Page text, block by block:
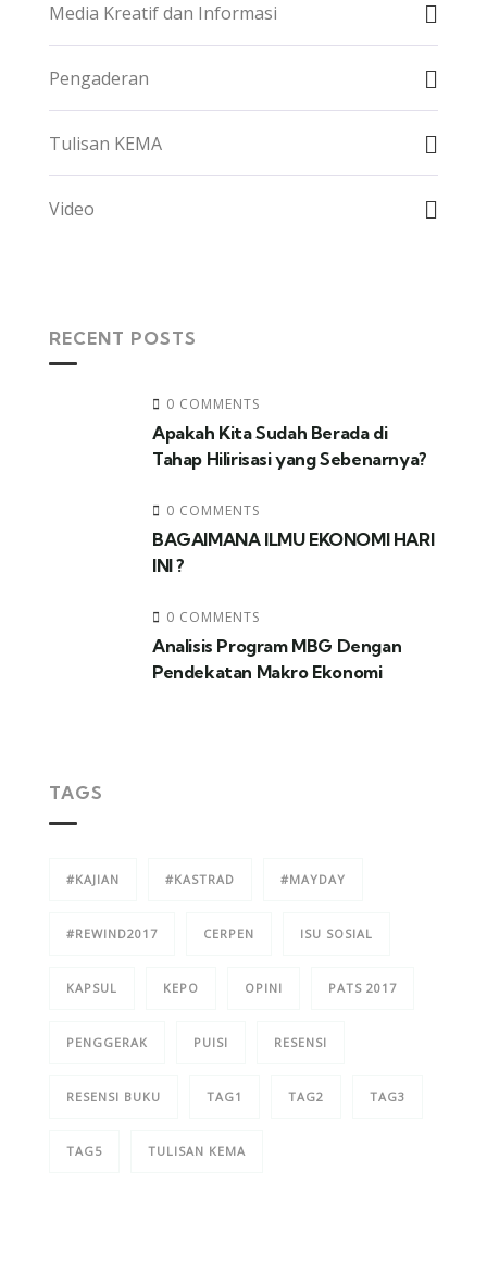
Media Kreatif dan Informasi
Pengaderan
Tulisan KEMA
Video
RECENT POSTS
0 COMMENTS
Apakah Kita Sudah Berada di
Tahap Hilirisasi yang Sebenarnya?
0 COMMENTS
BAGAIMANA ILMU EKONOMI HARI
INI ?
0 COMMENTS
Analisis Program MBG Dengan
Pendekatan Makro Ekonomi
TAGS
#KAJIAN #KASTRAD #MAYDAY
#REWIND2017 CERPEN ISU SOSIAL
KAPSUL KEPO OPINI PATS 2017
PENGGERAK PUISI RESENSI
RESENSI BUKU TAG1 TAG2 TAG3
TAG5 TULISAN KEMA